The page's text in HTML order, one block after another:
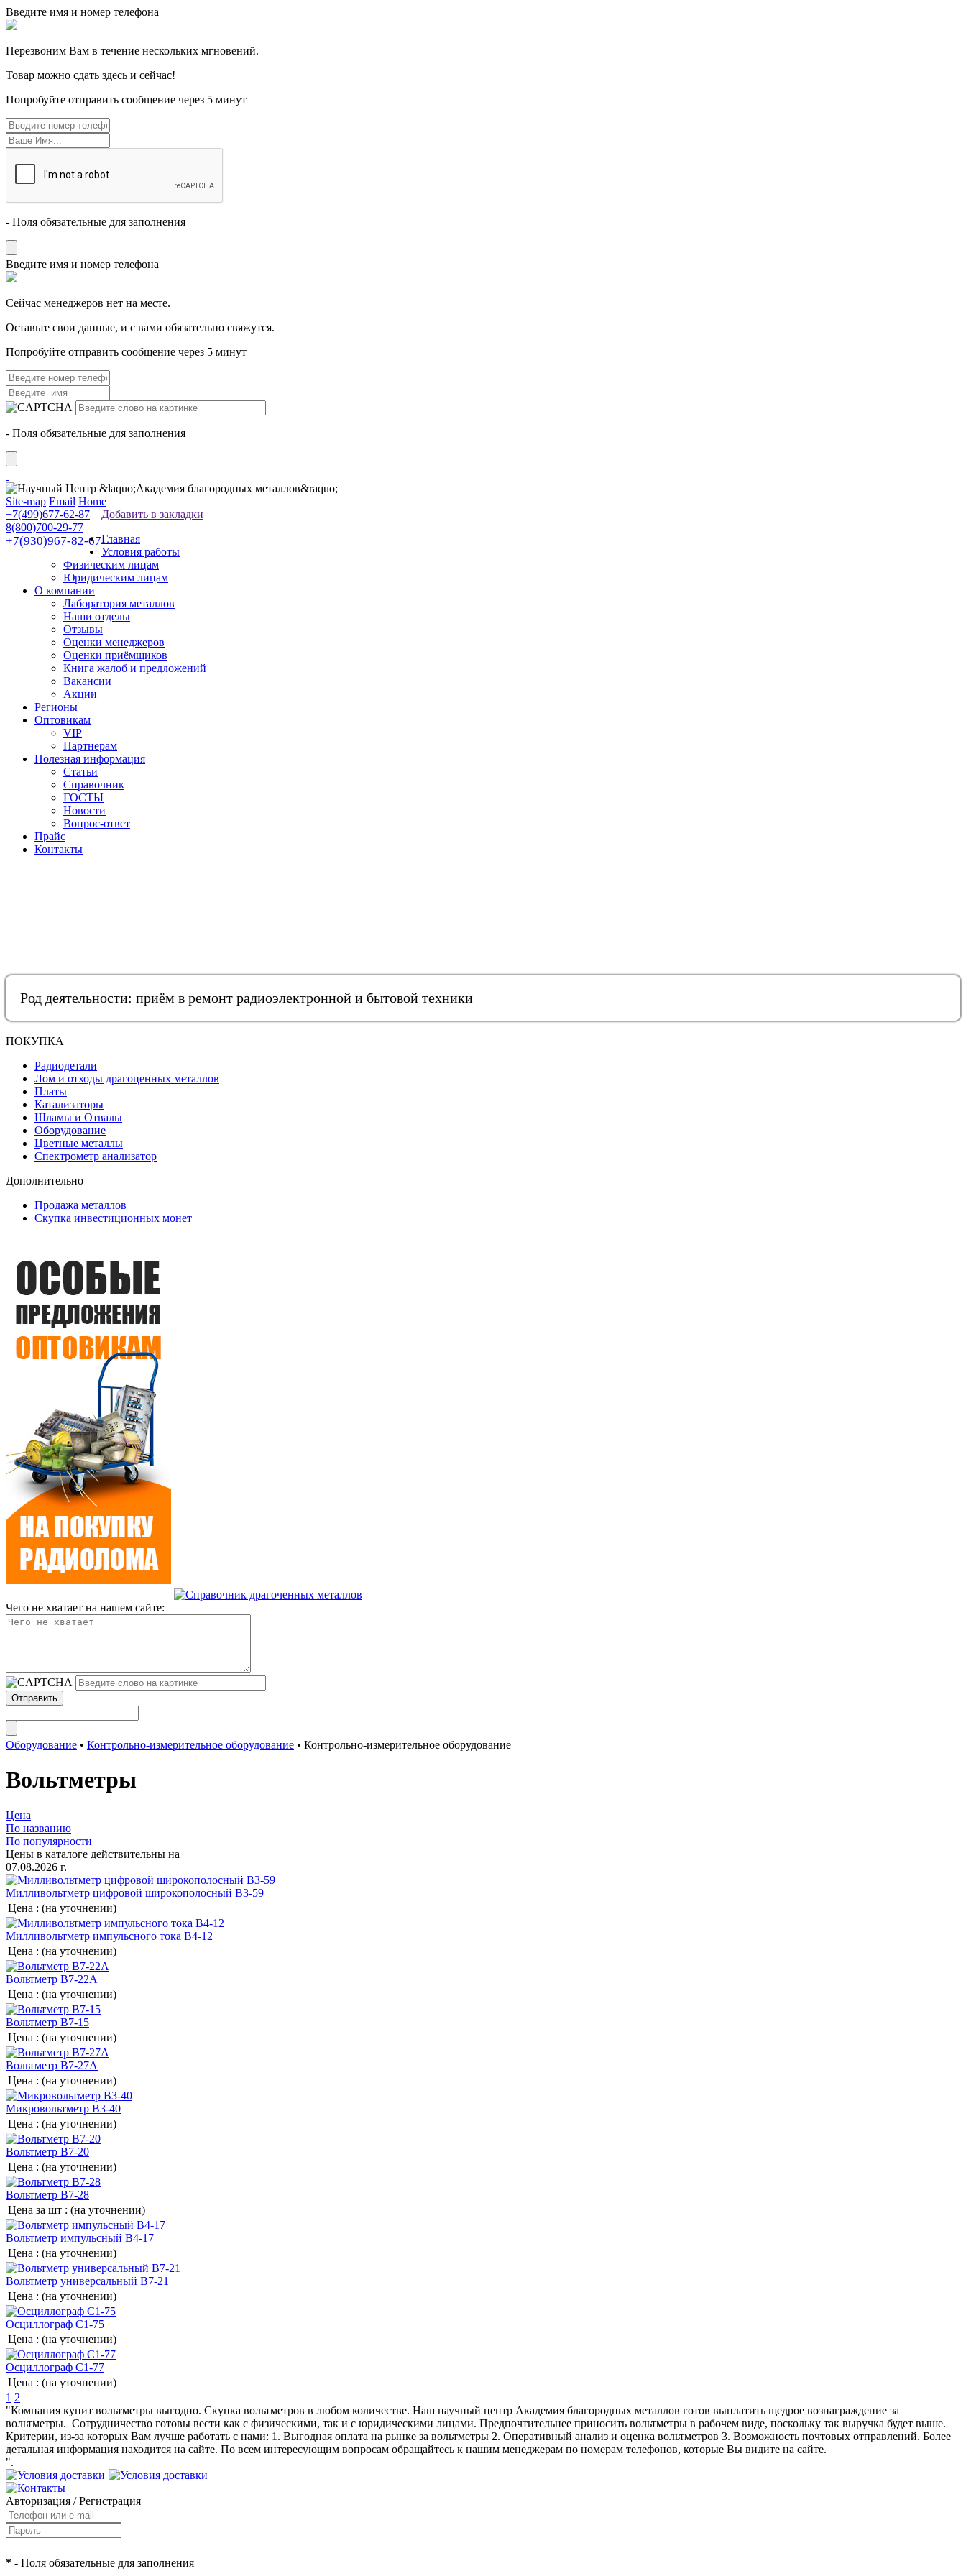
Введите имя и номер телефона
Перезвоним Вам в течение нескольких мгновений.
Товар можно сдать здесь и сейчас!
Попробуйте отправить сообщение через 5 минут
- Поля обязательные для заполнения
Введите имя и номер телефона
Cейчас менеджеров нет на месте.
Оставьте свои данные, и с вами обязательно свяжутся.
Попробуйте отправить сообщение через 5 минут
- Поля обязательные для заполнения
Site-map Email Home
+7(499)677-62-87
8(800)700-29-77
+7(930)967-82-67
Добавить в закладки
Главная
Условия работы
Физическим лицам
Юридическим лицам
О компании
Лаборатория металлов
Наши отделы
Отзывы
Оценки менеджеров
Оценки приёмщиков
Книга жалоб и предложений
Вакансии
Акции
Регионы
Оптовикам
VIP
Партнерам
Полезная информация
Статьи
Справочник
ГОСТЫ
Новости
Вопрос-ответ
Прайс
Контакты
Род деятельности: приём в ремонт радиоэлектронной и бытовой техники
ПОКУПКА
Радиодетали
Лом и отходы драгоценных металлов
Платы
Катализаторы
Шламы и Отвалы
Оборудование
Цветные металлы
Спектрометр анализатор
Дополнительно
Продажа металлов
Скупка инвестиционных монет
Чего не хватает на нашем сайте:
Оборудование • Контрольно-измерительное оборудование • Контрольно-измерительное оборудование
Вольтметры
Цена
По названию
По популярности
Цены в каталоге действительны на
07.08.2026 г.
Милливольтметр цифровой широкополосный В3-59
Цена : (на уточнении)
Милливольтметр импульсного тока В4-12
Цена : (на уточнении)
Вольтметр В7-22А
Цена : (на уточнении)
Вольтметр В7-15
Цена : (на уточнении)
Вольтметр В7-27А
Цена : (на уточнении)
Микровольтметр В3-40
Цена : (на уточнении)
Вольтметр В7-20
Цена : (на уточнении)
Вольтметр В7-28
Цена за шт : (на уточнении)
Вольтметр импульсный В4-17
Цена : (на уточнении)
Вольтметр универсальный В7-21
Цена : (на уточнении)
Осциллограф С1-75
Цена : (на уточнении)
Осциллограф С1-77
Цена : (на уточнении)
1 2
"Компания купит вольтметры выгодно. Скупка вольтметров в любом количестве. Наш научный центр Академия благородных металлов готов выплатить щедрое вознаграждение за
вольтметры. Сотрудничество готовы вести как с физическими, так и с юридическими лицами. Предпочтительнее приносить вольтметры в рабочем виде, поскольку так выручка будет выше.
Критерии, из-за которых Вам лучше работать с нами: 1. Выгодная оплата на рынке за вольтметры 2. Оперативный анализ и оценка вольтметров 3. Возможность почтовых отправлений. Более
детальная информация находится на сайте. По всем интересующим вопросам обращайтесь к нашим менеджерам по номерам телефонов, которые Вы видите на сайте.
".
Авторизация /Регистрация
* - Поля обязательные для заполнения